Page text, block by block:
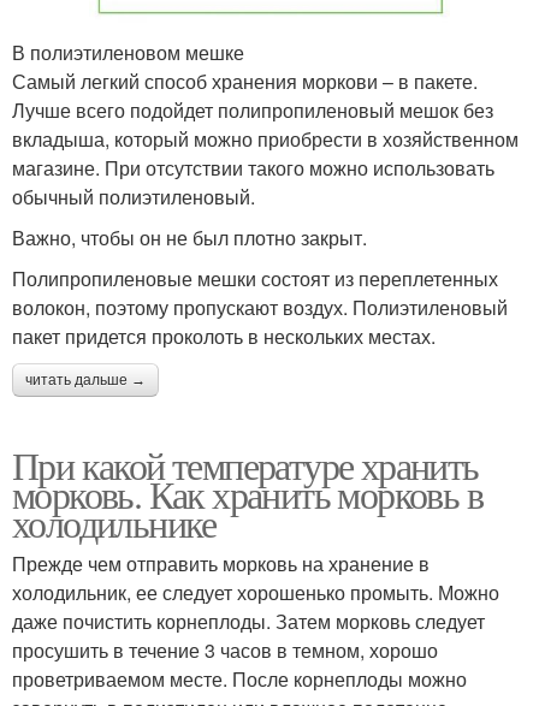
В полиэтиленовом мешке
Самый легкий способ хранения моркови – в пакете.
Лучше всего подойдет полипропиленовый мешок без
вкладыша, который можно приобрести в хозяйственном
магазине. При отсутствии такого можно использовать
обычный полиэтиленовый.
Важно, чтобы он не был плотно закрыт.
Полипропиленовые мешки состоят из переплетенных
волокон, поэтому пропускают воздух. Полиэтиленовый
пакет придется проколоть в нескольких местах.
читать дальше →
При какой температуре хранить
морковь. Как хранить морковь в
холодильнике
Прежде чем отправить морковь на хранение в
холодильник, ее следует хорошенько промыть. Можно
даже почистить корнеплоды. Затем морковь следует
просушить в течение 3 часов в темном, хорошо
проветриваемом месте. После корнеплоды можно